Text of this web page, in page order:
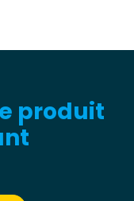
produit